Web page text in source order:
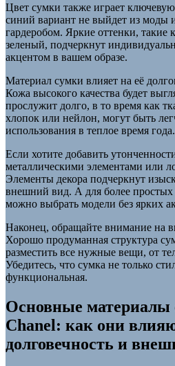
Цвет сумки также играет
синий вариант не выйдет из моды
гардеробом. Яркие оттенки, такие
зеленый, подчеркнут
акцентом в вашем образе.
Материал сумки влияет на её
Кожа высокого качества будет
прослужит долго, в то время как
хлопок или нейлон, могут быть
использования в теплое время года.
Если хотите добавить
металлическими элементами или
Элементы декора подчеркнут
внешний вид. А для более
можно выбрать модели без ярких
Наконец, обращайте внимание на
Хорошо продуманная структура
разместить все нужные вещи, от
Убедитесь, что сумка не только
функциональная.
Основные материалы
Chanel: как они
долговечность и